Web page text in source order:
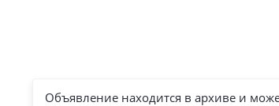
Объявление находится в архиве и